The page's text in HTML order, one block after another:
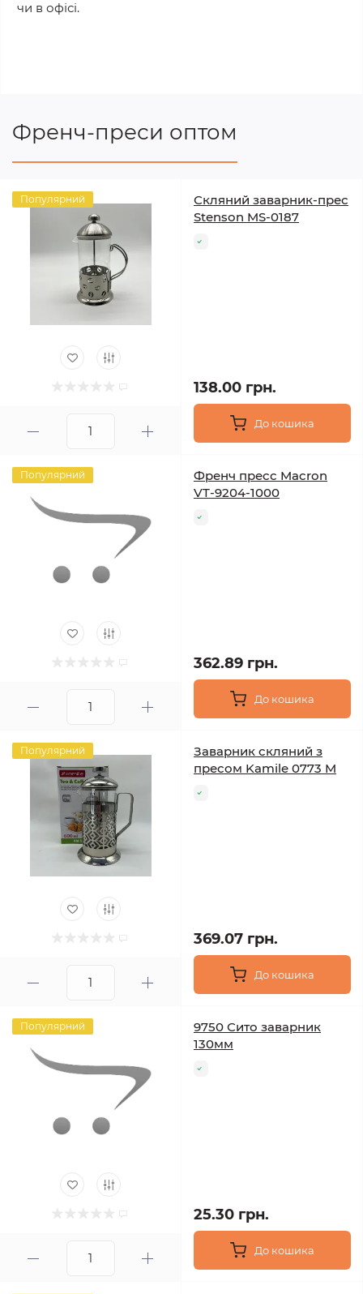
чи в офісі.
Френч-преси оптом
Популярний
Скляний заварник-прес
Stenson MS-0187
138.00 грн.
До кошика
Популярний
Френч пресс Macron
VT-9204-1000
362.89 грн.
До кошика
Популярний
Заварник скляний з
пресом Kamile 0773 M
369.07 грн.
До кошика
Популярний
9750 Сито заварник
130мм
25.30 грн.
До кошика